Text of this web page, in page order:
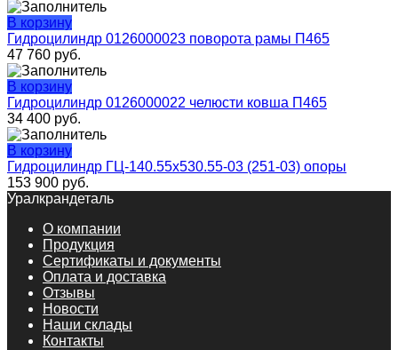
В корзину
Гидроцилиндр 0126000023 поворота рамы П465
47 760 руб.
В корзину
Гидроцилиндр 0126000022 челюсти ковша П465
34 400 руб.
В корзину
Гидроцилиндр ГЦ-140.55х530.55-03 (251-03) опоры
153 900 руб.
Уралкрандеталь
О компании
Продукция
Сертификаты и документы
Оплата и доставка
Отзывы
Новости
Наши склады
Контакты